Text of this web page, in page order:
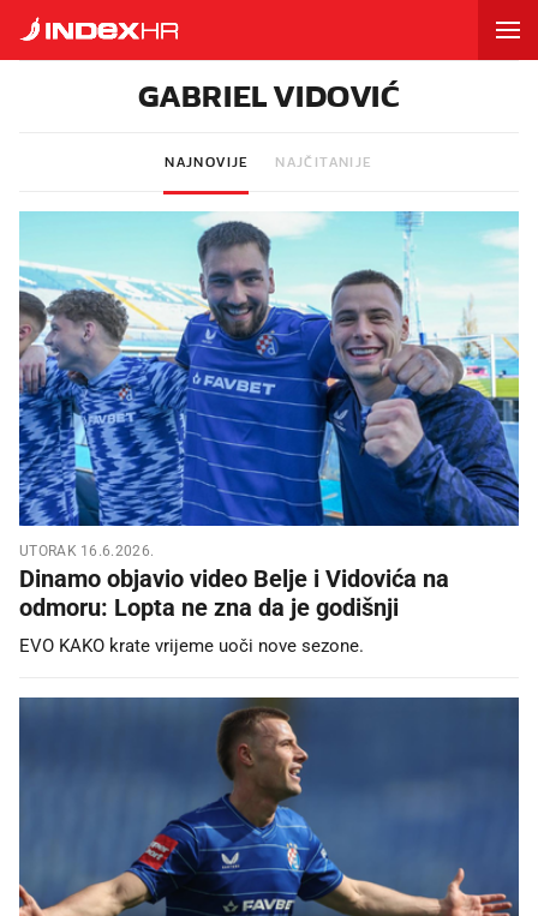
GABRIEL VIDOVIĆ
NAJNOVIJE NAJČITANIJE
UTORAK 16.6.2026.
Dinamo objavio video Belje i Vidovića na
odmoru: Lopta ne zna da je godišnji
EVO KAKO krate vrijeme uoči nove sezone.